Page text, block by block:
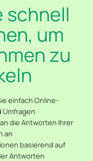
schnell
um
zu
einfach Online-
Umfragen
die Antworten Ihrer
an
basierend auf
Antworten